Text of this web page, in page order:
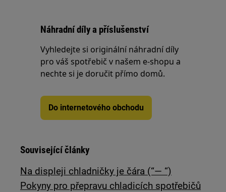
Náhradní díly a příslušenství
Vyhledejte si originální náhradní díly
pro váš spotřebič v našem e-shopu a
nechte si je doručit přímo domů.
Do internetového obchodu
Související články
Na displeji chladničky je čára (“— “)
Pokyny pro přepravu chladicích spotřebičů